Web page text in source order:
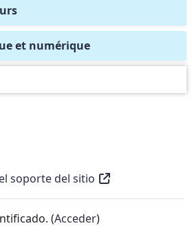
et numérique
soporte del sitio
(Acceder)